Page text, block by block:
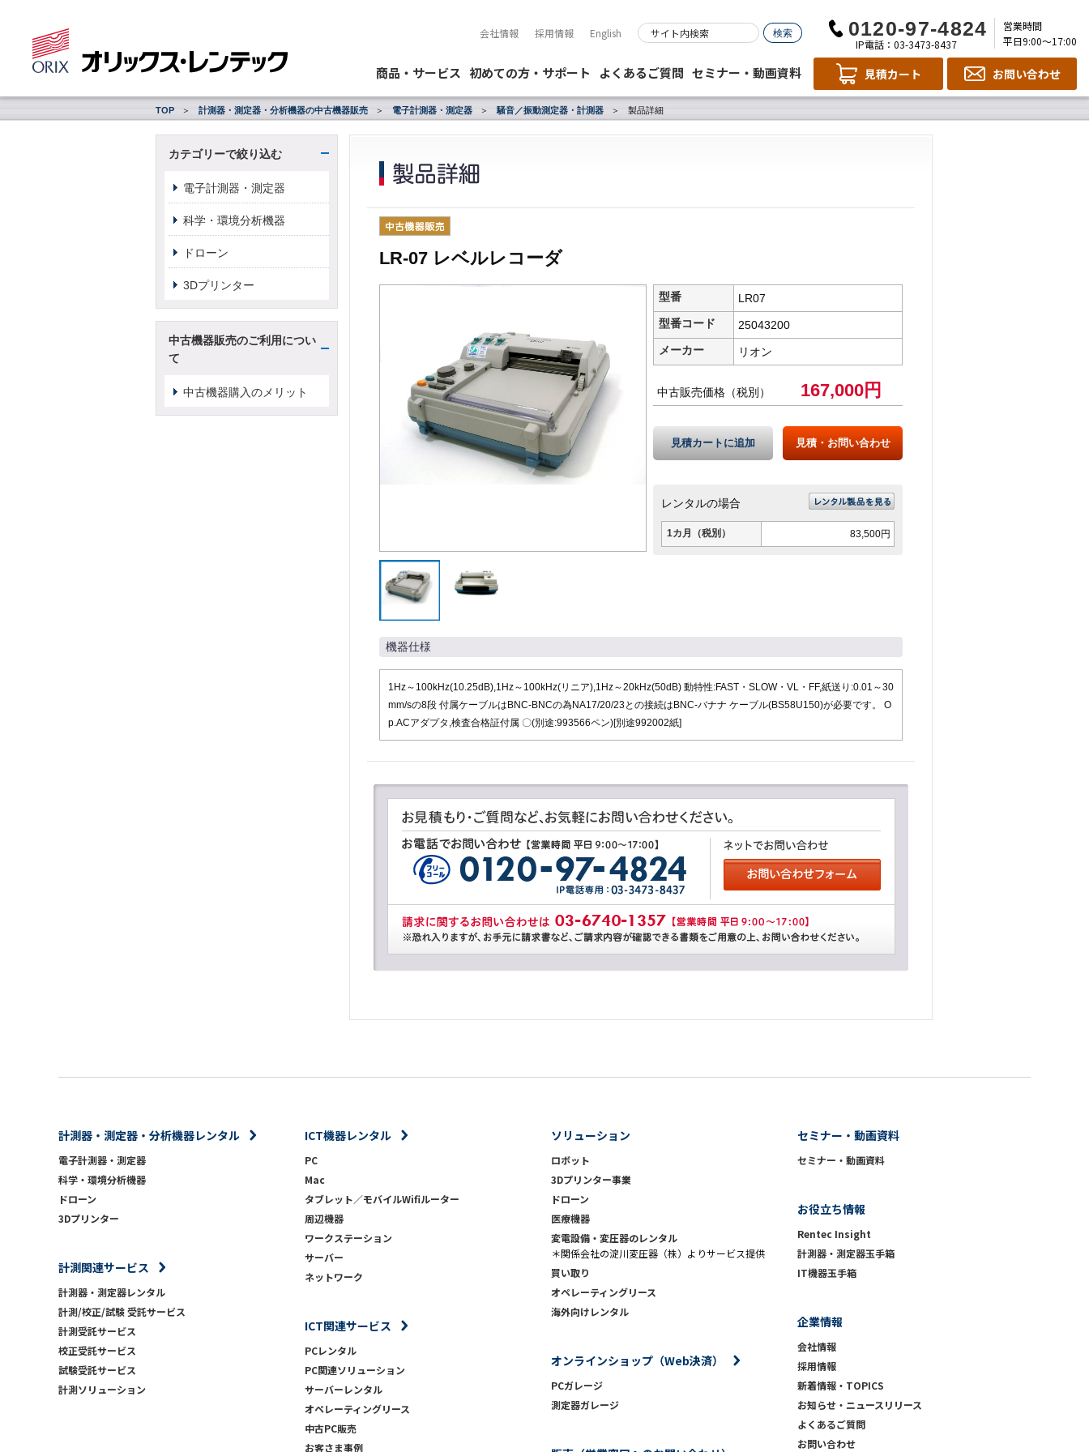
会社情報 採用情報 English
IP電話：03-3473-8437
営業時間
平日9:00～17:00
商品・サービス 初めての方・サポート よくあるご質問 セミナー・動画資料 見積カート お問い合わせ
TOP 計測器・測定器・分析機器の中古機器販売 電子計測器・測定器 騒音／振動測定器・計測器 製品詳細
カテゴリーで絞り込む
電子計測器・測定器
科学・環境分析機器
ドローン
3Dプリンター
中古機器販売のご利用につい
て
中古機器購入のメリット
LR-07 レベルレコーダ
型番
LR07
型番コード
25043200
メーカー
リオン
中古販売価格（税別） 167,000円
見積カートに追加 見積・お問い合わせ
レンタルの場合
1カ月（税別） 83,500円
機器仕様
1Hz～100kHz(10.25dB),1Hz～100kHz(リニア),1Hz～20kHz(50dB) 動特性:FAST・SLOW・VL・FF,紙送り:0.01～30
mm/sの8段 付属ケーブルはBNC-BNCの為NA17/20/23との接続はBNC-バナナ ケーブル(BS58U150)が必要です。 O
p.ACアダプタ,検査合格証付属 〇(別途:993566ペン)[別途992002紙]
計測器・測定器・分析機器レンタル
電子計測器・測定器
科学・環境分析機器
ドローン
3Dプリンター
計測関連サービス
計測器・測定器レンタル
計測/校正/試験 受託サービス
計測受託サービス
校正受託サービス
試験受託サービス
計測ソリューション
ICT機器レンタル
PC
Mac
タブレット／モバイルWifiルーター
周辺機器
ワークステーション
サーバー
ネットワーク
ICT関連サービス
PCレンタル
PC関連ソリューション
サーバーレンタル
オペレーティングリース
中古PC販売
お客さま事例
ソリューション
ロボット
3Dプリンター事業
ドローン
医療機器
変電設備・変圧器のレンタル
＊関係会社の淀川変圧器（株）よりサービス提供
買い取り
オペレーティングリース
海外向けレンタル
オンラインショップ（Web決済）
PCガレージ
測定器ガレージ
セミナー・動画資料
セミナー・動画資料
お役立ち情報
Rentec Insight
計測器・測定器玉手箱
IT機器玉手箱
企業情報
会社情報
採用情報
新着情報・TOPICS
お知らせ・ニュースリリース
よくあるご質問
お問い合わせ